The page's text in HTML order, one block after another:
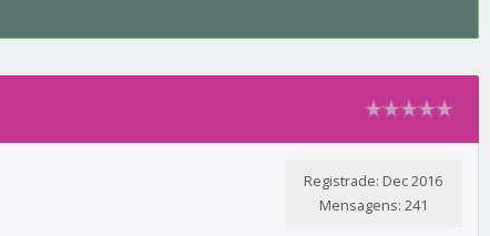
Registrade: Dec 2016
Mensagens: 241